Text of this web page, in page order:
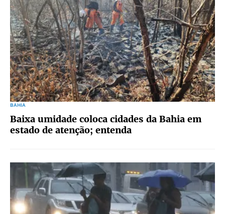
BAHIA
Baixa umidade coloca cidades da Bahia em
estado de atenção; entenda